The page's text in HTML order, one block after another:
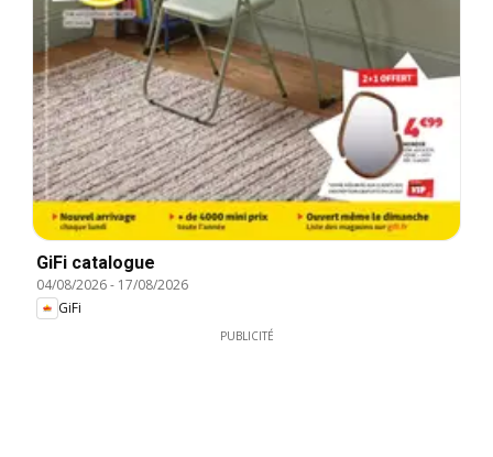
GiFi catalogue
04/08/2026- 17/08/2026
GiFi
PUBLICITÉ